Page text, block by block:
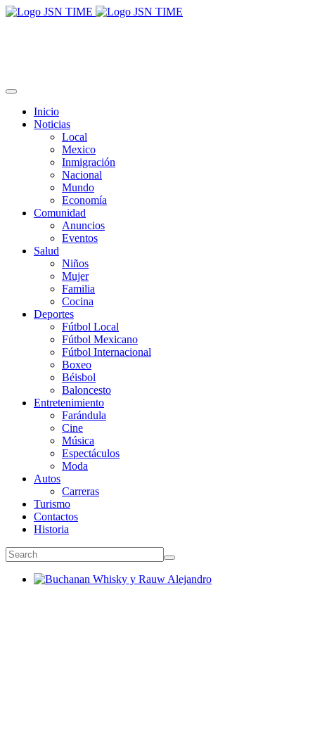
Inicio
Noticias
Local
Mexico
Inmigración
Nacional
Mundo
Economía
Comunidad
Anuncios
Eventos
Salud
Niños
Mujer
Familia
Cocina
Deportes
Fútbol Local
Fútbol Mexicano
Fútbol Internacional
Boxeo
Béisbol
Baloncesto
Entretenimiento
Farándula
Cine
Música
Espectáculos
Moda
Autos
Carreras
Turismo
Contactos
Historia